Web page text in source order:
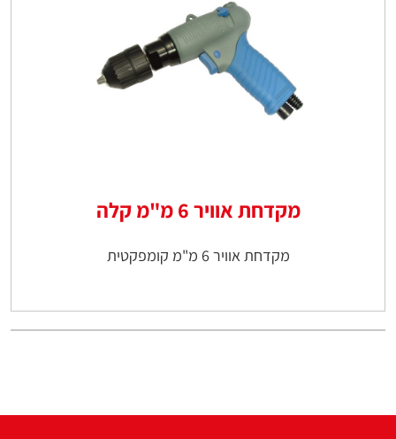
מקדחת אוויר 6 מ"מ קלה
מקדחת אוויר 6 מ"מ קומפקטית